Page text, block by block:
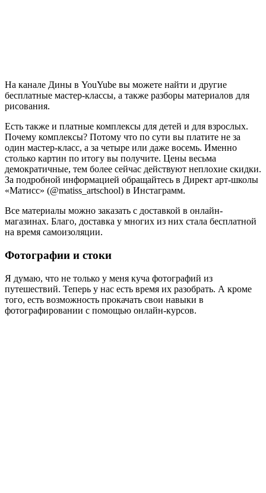
На канале Дины в YouYube вы можете найти и другие
бесплатные мастер-классы, а также разборы материалов для
рисования.
Есть также и платные комплексы для детей и для взрослых.
Почему комплексы? Потому что по сути вы платите не за
один мастер-класс, а за четыре или даже восемь. Именно
столько картин по итогу вы получите. Цены весьма
демократичные, тем более сейчас действуют неплохие скидки.
За подробной информацией обращайтесь в Директ арт-школы
«Матисс» (@matiss_artschool) в Инстаграмм.
Все материалы можно заказать с доставкой в онлайн-
магазинах. Благо, доставка у многих из них стала бесплатной
на время самоизоляции.
Фотографии и стоки
Я думаю, что не только у меня куча фотографий из
путешествий. Теперь у нас есть время их разобрать. А кроме
того, есть возможность прокачать свои навыки в
фотографировании с помощью онлайн-курсов.